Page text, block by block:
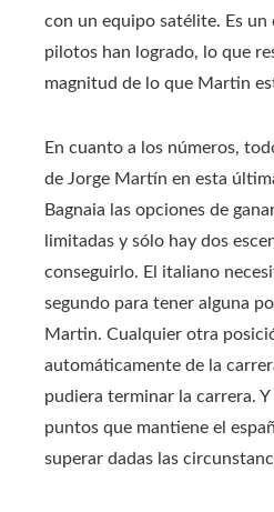
con un equipo satélite. Es un
pilotos han logrado, lo que
magnitud de lo que Martin
En cuanto a los números,
de Jorge Martín en esta
Bagnaia las opciones de
limitadas y sólo hay dos
conseguirlo. El italiano
segundo para tener alguna
Martin. Cualquier otra
automáticamente de la
pudiera terminar la carrera.
puntos que mantiene el
superar dadas las